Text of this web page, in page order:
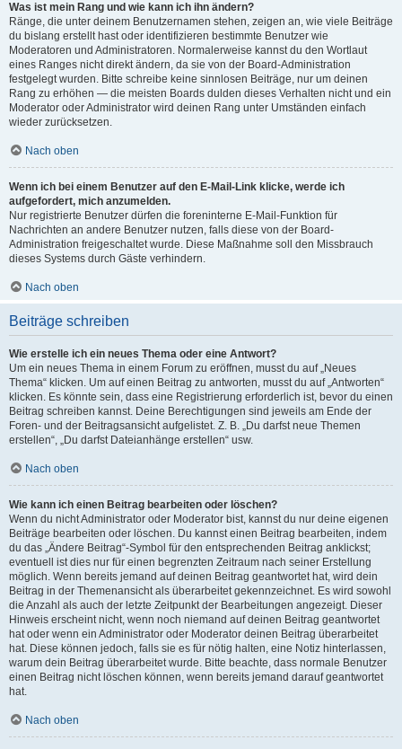
Was ist mein Rang und wie kann ich ihn ändern?
Ränge, die unter deinem Benutzernamen stehen, zeigen an, wie viele Beiträge
du bislang erstellt hast oder identifizieren bestimmte Benutzer wie
Moderatoren und Administratoren. Normalerweise kannst du den Wortlaut
eines Ranges nicht direkt ändern, da sie von der Board-Administration
festgelegt wurden. Bitte schreibe keine sinnlosen Beiträge, nur um deinen
Rang zu erhöhen — die meisten Boards dulden dieses Verhalten nicht und ein
Moderator oder Administrator wird deinen Rang unter Umständen einfach
wieder zurücksetzen.
Nach oben
Wenn ich bei einem Benutzer auf den E-Mail-Link klicke, werde ich
aufgefordert, mich anzumelden.
Nur registrierte Benutzer dürfen die foreninterne E-Mail-Funktion für
Nachrichten an andere Benutzer nutzen, falls diese von der Board-
Administration freigeschaltet wurde. Diese Maßnahme soll den Missbrauch
dieses Systems durch Gäste verhindern.
Nach oben
Beiträge schreiben
Wie erstelle ich ein neues Thema oder eine Antwort?
Um ein neues Thema in einem Forum zu eröffnen, musst du auf „Neues
Thema“ klicken. Um auf einen Beitrag zu antworten, musst du auf „Antworten“
klicken. Es könnte sein, dass eine Registrierung erforderlich ist, bevor du einen
Beitrag schreiben kannst. Deine Berechtigungen sind jeweils am Ende der
Foren- und der Beitragsansicht aufgelistet. Z. B. „Du darfst neue Themen
erstellen“, „Du darfst Dateianhänge erstellen“ usw.
Nach oben
Wie kann ich einen Beitrag bearbeiten oder löschen?
Wenn du nicht Administrator oder Moderator bist, kannst du nur deine eigenen
Beiträge bearbeiten oder löschen. Du kannst einen Beitrag bearbeiten, indem
du das „Ändere Beitrag“-Symbol für den entsprechenden Beitrag anklickst;
eventuell ist dies nur für einen begrenzten Zeitraum nach seiner Erstellung
möglich. Wenn bereits jemand auf deinen Beitrag geantwortet hat, wird dein
Beitrag in der Themenansicht als überarbeitet gekennzeichnet. Es wird sowohl
die Anzahl als auch der letzte Zeitpunkt der Bearbeitungen angezeigt. Dieser
Hinweis erscheint nicht, wenn noch niemand auf deinen Beitrag geantwortet
hat oder wenn ein Administrator oder Moderator deinen Beitrag überarbeitet
hat. Diese können jedoch, falls sie es für nötig halten, eine Notiz hinterlassen,
warum dein Beitrag überarbeitet wurde. Bitte beachte, dass normale Benutzer
einen Beitrag nicht löschen können, wenn bereits jemand darauf geantwortet
hat.
Nach oben